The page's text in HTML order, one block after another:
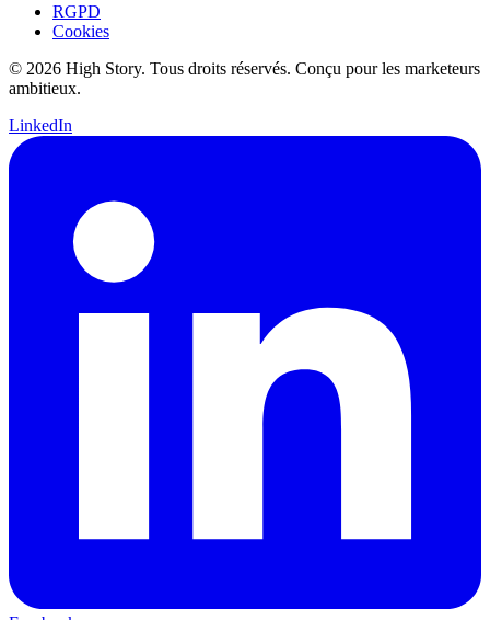
RGPD
Cookies
© 2026 High Story. Tous droits réservés. Conçu pour les marketeurs
ambitieux.
LinkedIn